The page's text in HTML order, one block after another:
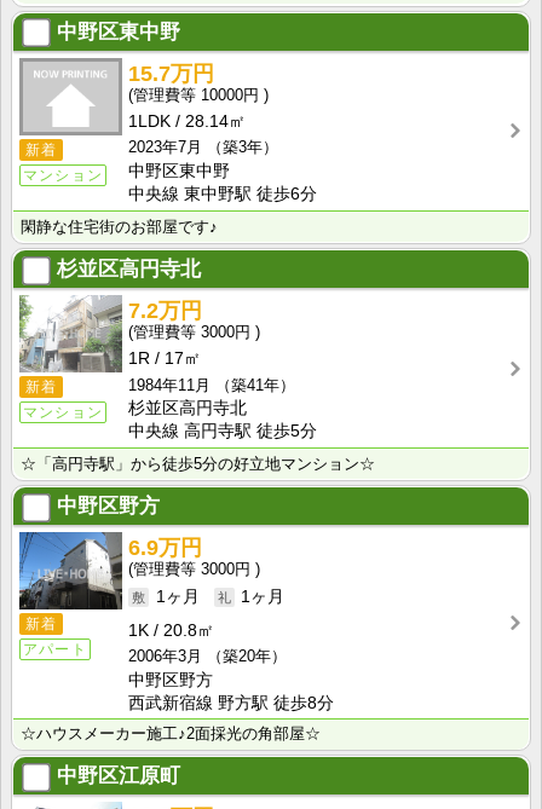
中野区東中野
新着
マンション
15.7万円
10000円
1LDK
28.14㎡
2023年7月
（築3年）
中野区東中野
中央線 東中野駅 徒歩6分
閑静な住宅街のお部屋です♪
杉並区高円寺北
新着
マンション
7.2万円
3000円
1R
17㎡
1984年11月
（築41年）
杉並区高円寺北
中央線 高円寺駅 徒歩5分
☆「高円寺駅」から徒歩5分の好立地マンション☆
中野区野方
新着
アパート
6.9万円
3000円
1ヶ月
1ヶ月
1K
20.8㎡
2006年3月
（築20年）
中野区野方
西武新宿線 野方駅 徒歩8分
☆ハウスメーカー施工♪2面採光の角部屋☆
中野区江原町